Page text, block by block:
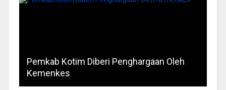
Pemkab Kotim Diberi Penghargaan Oleh
Kemenkes